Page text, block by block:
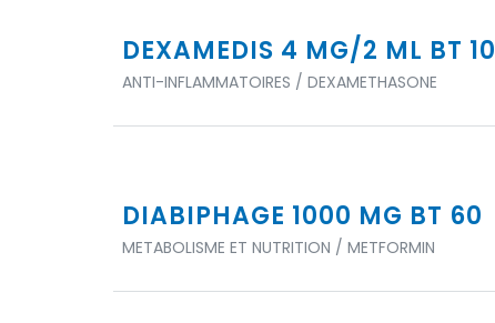
DEXAMEDIS 4 MG/2 ML BT 10
ANTI-INFLAMMATOIRES / DEXAMETHASONE
DIABIPHAGE 1000 MG BT 60
METABOLISME ET NUTRITION / METFORMIN